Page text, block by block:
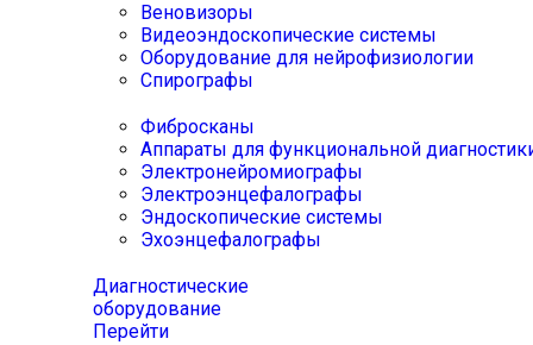
Веновизоры
Видеоэндоскопические системы
Оборудование для нейрофизиологии
Спирографы
Фибросканы
Аппараты для функциональной
Электронейромиографы
Электроэнцефалографы
Эндоскопические системы
Эхоэнцефалографы
Диагностические
оборудование
Перейти